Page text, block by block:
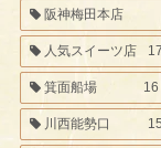
阪神梅田本店
人気スイーツ店 17
箕面船場 16
川西能勢口 15